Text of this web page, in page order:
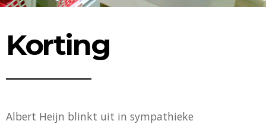
Korting
Albert Heijn blinkt uit in sympathieke